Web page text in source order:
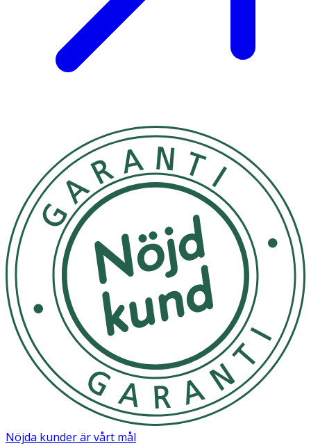
Nöjda kunder är vårt mål